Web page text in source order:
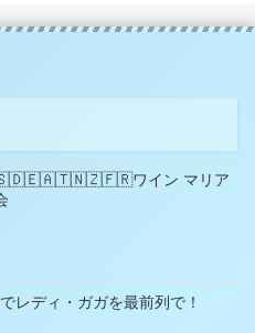
ワイン マリア
レディ・ガガを最前列で！